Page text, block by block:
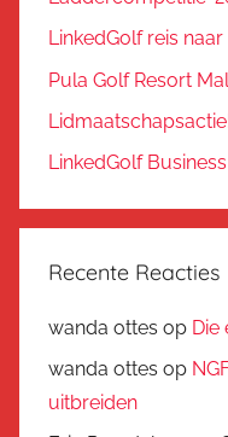
LinkedGolf reis
Pula Golf Resort
LinkedGolf
Recente Reacties
wanda ottes op Die
wanda ottes op
uitbreiden